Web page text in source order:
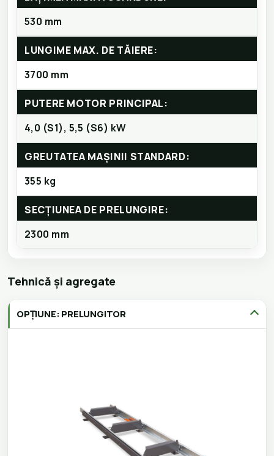
530 mm
LUNGIME MAX. DE TĂIERE:
3700 mm
PUTERE MOTOR PRINCIPAL:
4,0 (S1), 5,5 (S6) kW
GREUTATEA MAȘINII STANDARD:
355 kg
SECȚIUNEA DE PRELUNGIRE:
2300 mm
Tehnică și agregate
OPȚIUNE: PRELUNGITOR